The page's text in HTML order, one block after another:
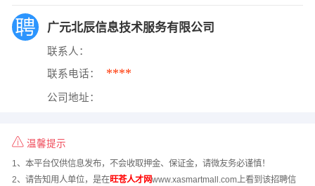
广元北辰信息技术服务有限公司
联系人：
联系电话： ****
公司地址：
温馨提示
1、本平台仅供信息发布，不会收取押金、保证金，请微友务必谨慎！
2、请告知用人单位，是在旺苍人才网www.xasmartmall.com上看到该招聘信